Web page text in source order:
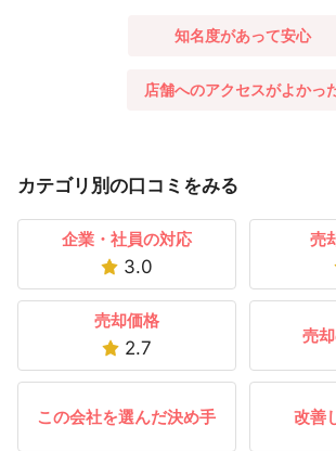
知名度があって安心
店舗へのアクセスがよかっ
カテゴリ別の口コミをみる
企業・社員の対応
3.0
売
売却価格
2.7
売
この会社を選んだ決め手 改善